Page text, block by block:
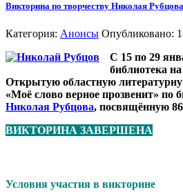
Викторина по творчеству Николая Рубцова
Категория: Анонсы Опубликовано:
С 15 по 29
библиотека
Открытую областную
«Моё слово верное прозвенит» по
Николая Рубцова, посвящённую
ВИКТОРИНА ЗАВЕРШЕНА
Условия участия в викторине